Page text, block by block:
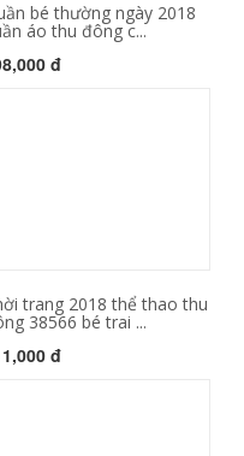
bé thường ngày 2018
áo thu đông c...
đ
trang 2018 thể thao thu
38566 bé trai ...
đ